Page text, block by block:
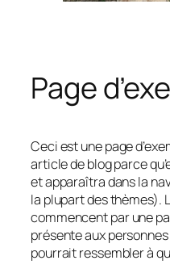
Page
Ceci est une page
article de blog parce
et apparaîtra dans la
la plupart des thèmes).
commencent par une
présente aux
pourrait ressembler à